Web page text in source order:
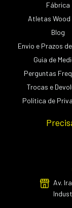
Fábrica
Atletas
Blog
Envio e Prazos
Guia de
Perguntas
Trocas e
Política de
Av.